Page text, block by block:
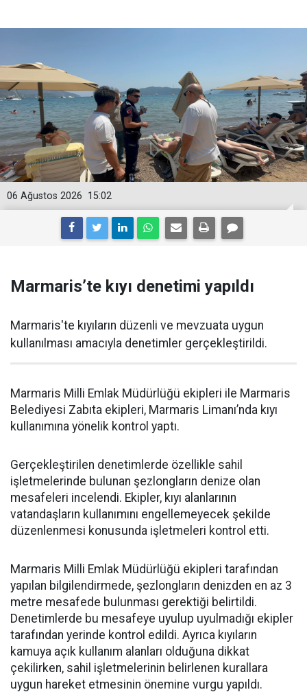
15:02
06 Ağustos 2026
Marmaris’te kıyı denetimi yapıldı
Marmaris'te kıyıların düzenli ve mevzuata uygun
kullanılması amacıyla denetimler gerçekleştirildi.
Marmaris Milli Emlak Müdürlüğü ekipleri ile Marmaris
Belediyesi Zabıta ekipleri, Marmaris Limanı’nda kıyı
kullanımına yönelik kontrol yaptı.
Gerçekleştirilen denetimlerde özellikle sahil
işletmelerinde bulunan şezlongların denize olan
mesafeleri incelendi. Ekipler, kıyı alanlarının
vatandaşların kullanımını engellemeyecek şekilde
düzenlenmesi konusunda işletmeleri kontrol etti.
Marmaris Milli Emlak Müdürlüğü ekipleri tarafından
yapılan bilgilendirmede, şezlongların denizden en az 3
metre mesafede bulunması gerektiği belirtildi.
Denetimlerde bu mesafeye uyulup uyulmadığı ekipler
tarafından yerinde kontrol edildi. Ayrıca kıyıların
kamuya açık kullanım alanları olduğuna dikkat
çekilirken, sahil işletmelerinin belirlenen kurallara
uygun hareket etmesinin önemine vurgu yapıldı.